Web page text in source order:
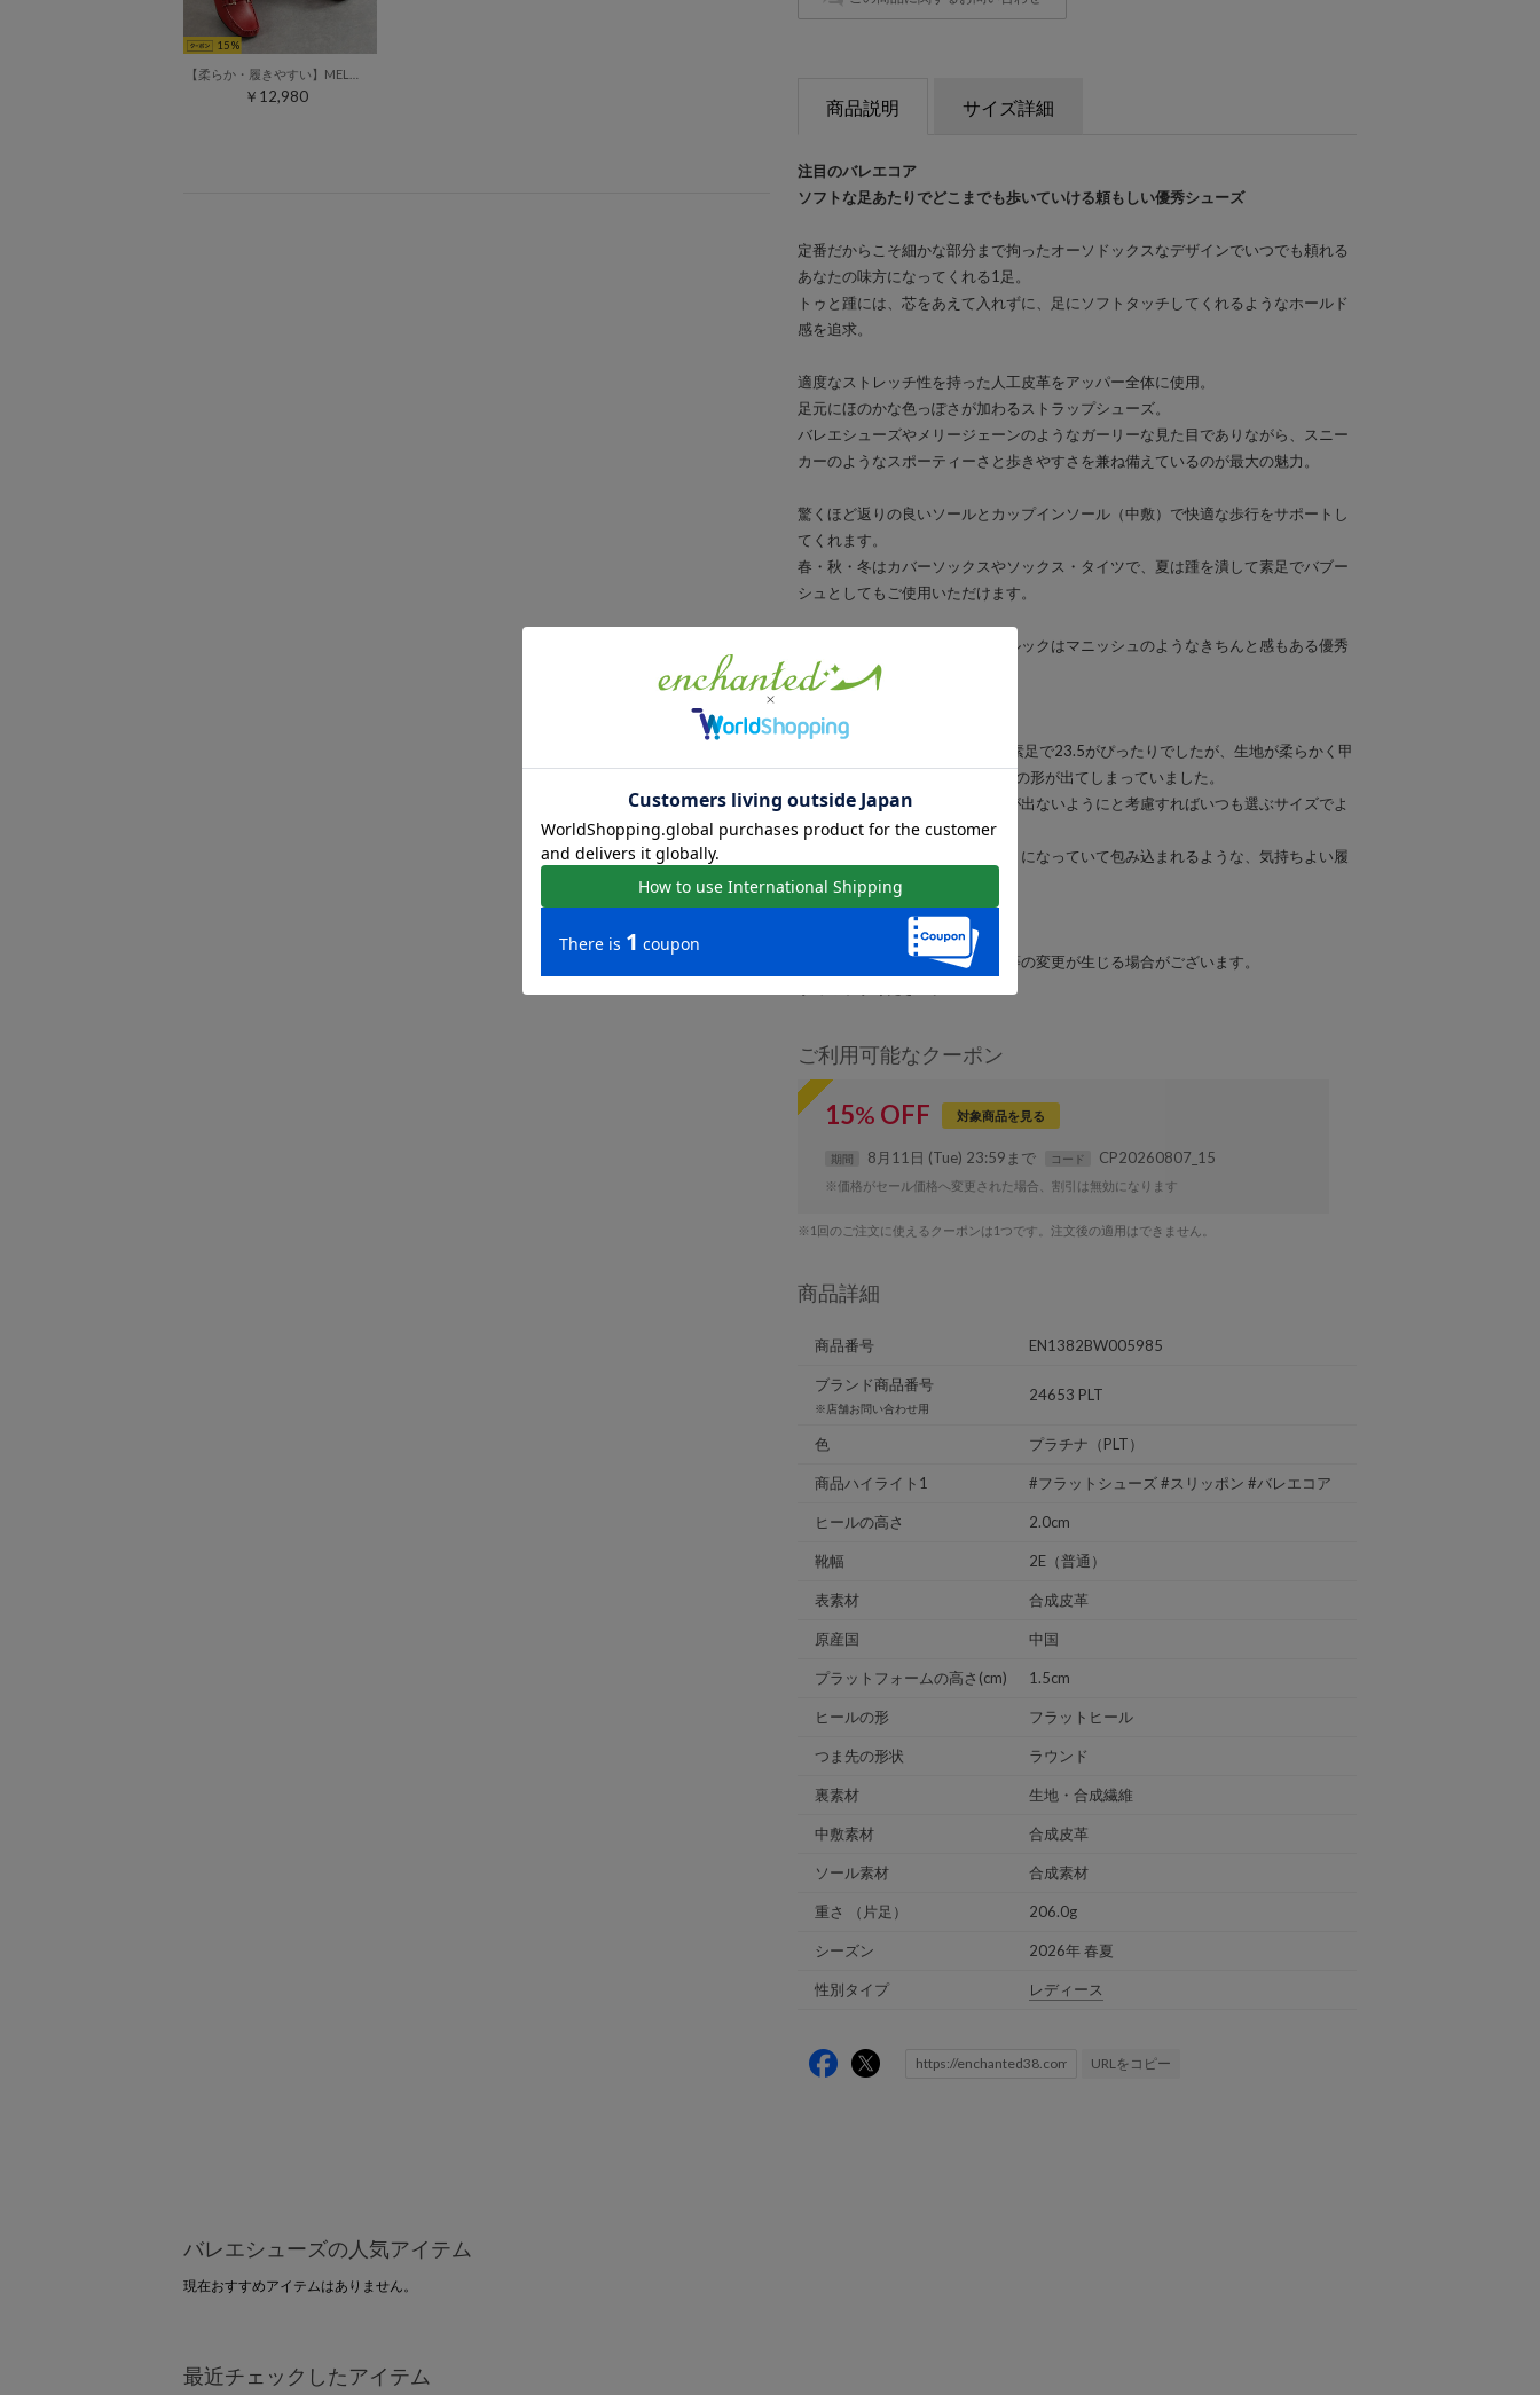
15
￥12,980 商品説明 サイズ詳細
注目のバレエコア
ソフトな足あたりでどこまでも歩いていける頼もしい優秀シューズ
定番だからこそ細かな部分まで拘ったオーソドックスなデザインでいつでも頼れる
あなたの味方になってくれる1足。
トゥと踵には、芯をあえて入れずに、足にソフトタッチしてくれるようなホールド
感を追求。
適度なストレッチ性を持った人工皮革をアッパー全体に使用。
足元にほのかな色っぽさが加わるストラップシューズ。
バレエシューズやメリージェーンのようなガーリーな見た目でありながら、スニー
カーのようなスポーティーさと歩きやすさを兼ね備えているのが最大の魅力。
驚くほど返りの良いソールとカップインソール（中敷）で快適な歩行をサポートし
てくれます。
春・秋・冬はカバーソックスやソックス・タイツで、夏は踵を潰して素足でバブー
シュとしてもご使用いただけます。
カジュアルな履き心地なのに、ルックはマニッシュのようなきちんと感もある優秀
シューズ。
【着用感】
普段24センチを選ぶスタッフが素足で23.5がぴったりでしたが、生地が柔らかく甲
が1枚革になっているので足の指の形が出てしまっていました。
ソックスを履くこと、足指の形が出ないようにと考慮すればいつも選ぶサイズでよ
いと思います。
また、インソールはフットベットになっていて包み込まれるような、気持ちよい履
き心地でした。
※画像の商品はサンプルです。
お届けする商品に仕様・サイズ等の変更が生じる場合がございます。
ご利用可能なクーポン
15% OFF 対象商品を見る
期間 8月11日 (Tue) 23:59まで コード CP20260807_15
※価格がセール価格へ変更された場合、割引は無効になります
※1回のご注文に使えるクーポンは1つです。注文後の適用はできません。
商品詳細
商品番号 EN1382BW005985
ブランド商品番号
※店舗お問い合わせ用
24653 PLT
色 プラチナ（PLT）
商品ハイライト1 #フラットシューズ #スリッポン #バレエコア
ヒールの高さ 2.0cm
靴幅 2E（普通）
表素材 合成皮革
原産国 中国
プラットフォームの高さ(cm) 1.5cm
ヒールの形 フラットヒール
つま先の形状 ラウンド
裏素材 生地・合成繊維
中敷素材 合成皮革
ソール素材 合成素材
重さ （片足） 206.0g
シーズン 2026年 春夏
性別タイプ レディース
URLをコピー
バレエシューズの人気アイテム
現在おすすめアイテムはありません。
最近チェックしたアイテム